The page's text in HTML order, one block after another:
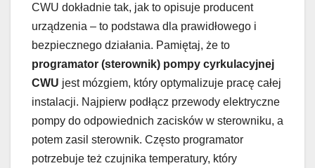
CWU dokładnie tak, jak to opisuje producent
urządzenia – to podstawa dla prawidłowego i
bezpiecznego działania. Pamiętaj, że to
programator (sterownik) pompy cyrkulacyjnej
CWU jest mózgiem, który optymalizuje pracę całej
instalacji. Najpierw podłącz przewody elektryczne
pompy do odpowiednich zacisków w sterowniku, a
potem zasil sterownik. Często programator
potrzebuje też czujnika temperatury, który